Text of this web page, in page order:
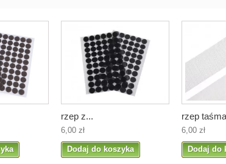
rzep z...
6,00 zł
Dodaj do koszyka
rzep
6,00 zł
Dodaj do